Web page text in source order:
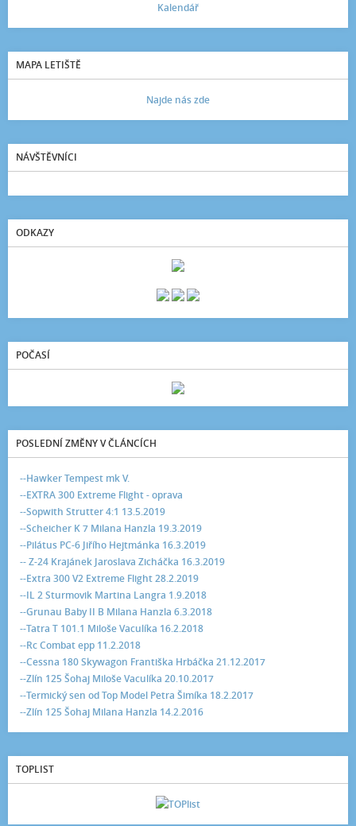
Kalendář
MAPA LETIŠTĚ
Najde nás zde
NÁVŠTĚVNÍCI
ODKAZY
POČASÍ
POSLEDNÍ ZMĚNY V ČLÁNCÍCH
--Hawker Tempest mk V.
--EXTRA 300 Extreme Flight - oprava
--Sopwith Strutter 4:1 13.5.2019
--Scheicher K 7 Milana Hanzla 19.3.2019
--Pilátus PC-6 Jiřího Hejtmánka 16.3.2019
-- Z-24 Krajánek Jaroslava Zicháčka 16.3.2019
--Extra 300 V2 Extreme Flight 28.2.2019
--IL 2 Sturmovik Martina Langra 1.9.2018
--Grunau Baby II B Milana Hanzla 6.3.2018
--Tatra T 101.1 Miloše Vaculíka 16.2.2018
--Rc Combat epp 11.2.2018
--Cessna 180 Skywagon Františka Hrbáčka 21.12.2017
--Zlín 125 Šohaj Miloše Vaculíka 20.10.2017
--Termický sen od Top Model Petra Šimíka 18.2.2017
--Zlín 125 Šohaj Milana Hanzla 14.2.2016
TOPLIST